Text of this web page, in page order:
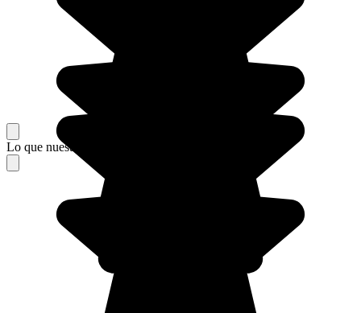
Lo que nuestros viajeros piensan de su estancia